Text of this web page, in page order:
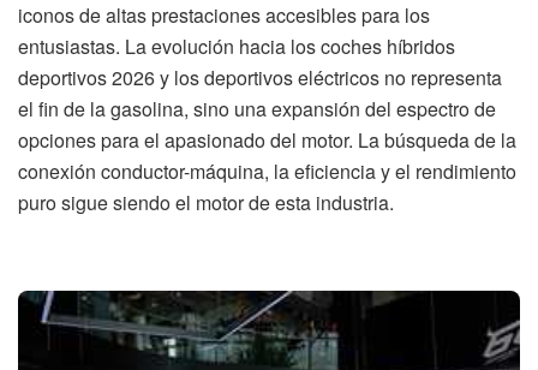
iconos de altas prestaciones accesibles para los
entusiastas. La evolución hacia los coches híbridos
deportivos 2026 y los deportivos eléctricos no representa
el fin de la gasolina, sino una expansión del espectro de
opciones para el apasionado del motor. La búsqueda de la
conexión conductor-máquina, la eficiencia y el rendimiento
puro sigue siendo el motor de esta industria.